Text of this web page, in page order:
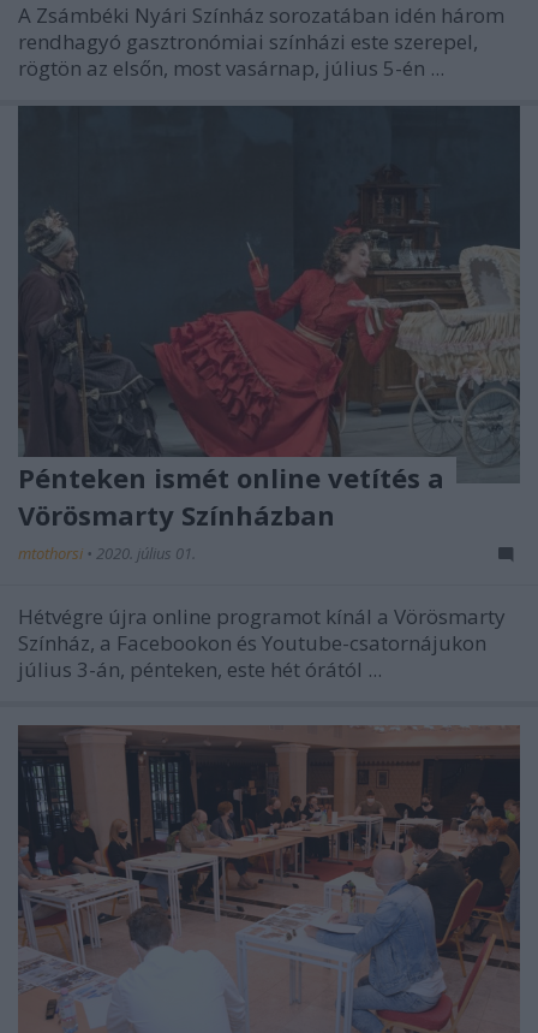
A Zsámbéki Nyári Színház sorozatában idén három
rendhagyó gasztronómiai színházi este szerepel,
rögtön az elsőn, most vasárnap, július 5-én ...
Pénteken ismét online vetítés a
Vörösmarty Színházban
mtothorsi • 2020. július 01.
Hétvégre újra online programot kínál a Vörösmarty
Színház, a Facebookon és Youtube-csatornájukon
július 3-án, pénteken, este hét órától ...